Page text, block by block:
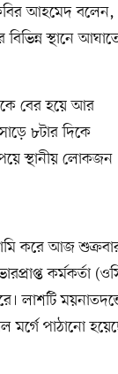
আহমেদ বলেন,
স্থানে
বের হয়ে আর
৮টার দিকে
স্থানীয় লোকজন
করে আজ
কর্মকর্তা
লাশটি
পাঠানো